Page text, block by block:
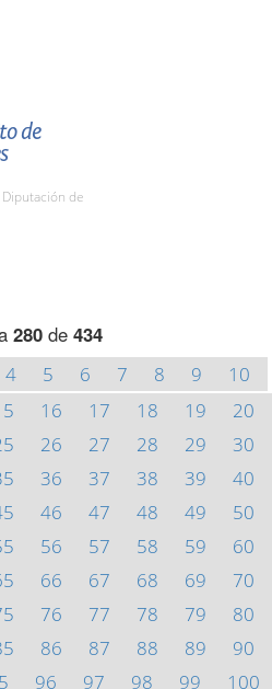
de
Diputación de
280de 434
4 5 6 7 8 9
10
16 17 18 19
20
26 27 28 29
30
36 37 38 39
40
46 47 48 49
50
56 57 58 59
60
66 67 68 69
70
76 77 78 79
80
86 87 88 89
90
96 97 98 99
100